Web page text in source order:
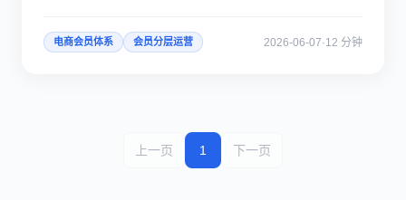
电商会员体系 会员分层运营 2026-06-07·12 分钟
上一页 1 下一页